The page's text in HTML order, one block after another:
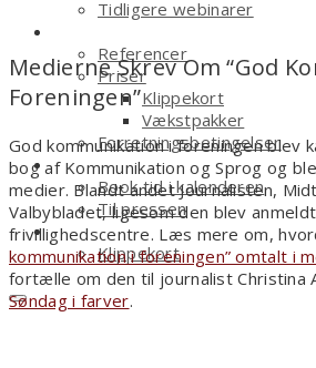
Tidligere webinarer
Referencer
Priser
Klippekort
Vækstpakker
Forretningsbetingelser
Kontakt
Book tid i kalenderen
Til pressen
Shop
Klippekort
Medierne Skrev Om “God
Foreningen”
God kommunikation i foreningen blev
bog af Kommunikation og Sprog og
medier. Blandt andet Journalisten,
Valbybladet, ligesom den blev
frivillighedscentre. Læs mere om,
kommunikation i foreningen” omtalt i
fortælle om den til journalist Christina
Søndag i farver.